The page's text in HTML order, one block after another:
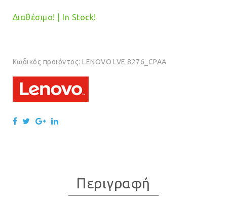
Διαθέσιμο! | In Stock!
Κωδικός προϊόντος:LENOVO LVE 8276_CPAA
Περιγραφή